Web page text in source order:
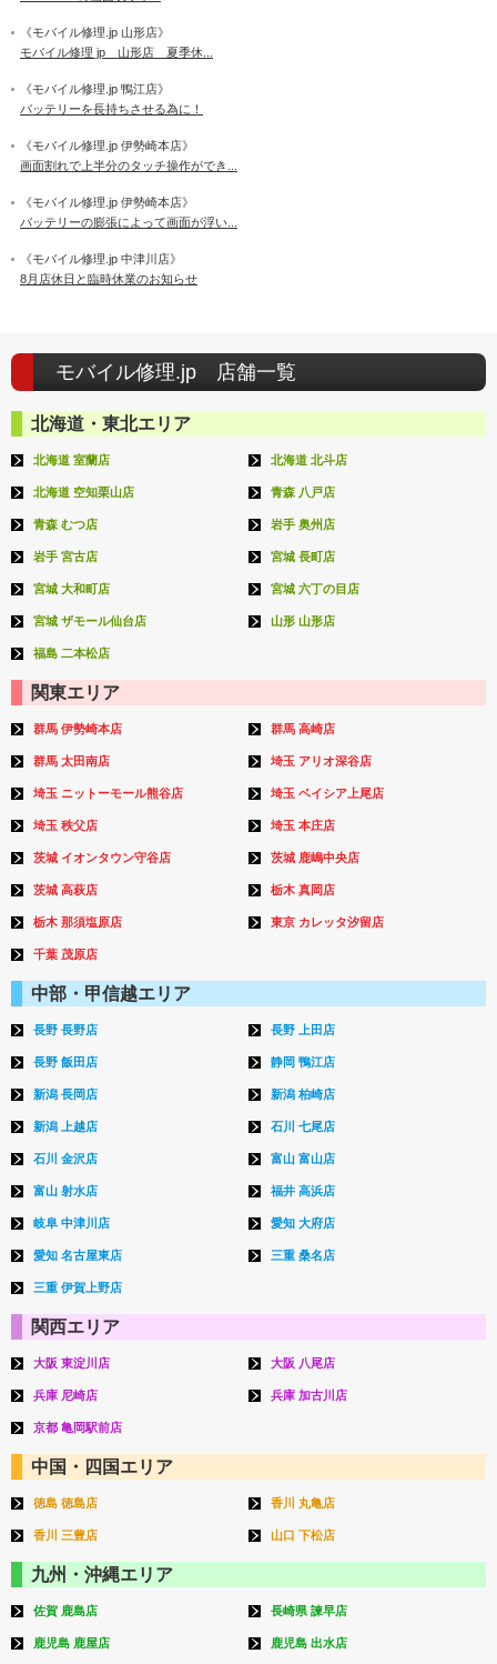
《モバイル修理.jp 山形店》
モバイル修理 jp 山形店 夏季休...
《モバイル修理.jp 鴨江店》
バッテリーを長持ちさせる為に！
《モバイル修理.jp 伊勢崎本店》
画面割れで上半分のタッチ操作ができ...
《モバイル修理.jp 伊勢崎本店》
バッテリーの膨張によって画面が浮い...
《モバイル修理.jp 中津川店》
8月店休日と臨時休業のお知らせ
モバイル修理.jp 店舗一覧
北海道・東北エリア
北海道 室蘭店 北海道 北斗店
北海道 空知栗山店 青森 八戸店
青森 むつ店 岩手 奥州店
岩手 宮古店 宮城 長町店
宮城 大和町店 宮城 六丁の目店
宮城 ザモール仙台店 山形 山形店
福島 二本松店
関東エリア
群馬 伊勢崎本店 群馬 高崎店
群馬 太田南店 埼玉 アリオ深谷店
埼玉 ニットーモール熊谷店 埼玉 ベイシア上尾店
埼玉 秩父店 埼玉 本庄店
茨城 イオンタウン守谷店 茨城 鹿嶋中央店
茨城 高萩店 栃木 真岡店
栃木 那須塩原店 東京 カレッタ汐留店
千葉 茂原店
中部・甲信越エリア
長野 長野店 長野 上田店
長野 飯田店 静岡 鴨江店
新潟 長岡店 新潟 柏崎店
新潟 上越店 石川 七尾店
石川 金沢店 富山 富山店
富山 射水店 福井 高浜店
岐阜 中津川店 愛知 大府店
愛知 名古屋東店 三重 桑名店
三重 伊賀上野店
関西エリア
大阪 東淀川店 大阪 八尾店
兵庫 尼崎店 兵庫 加古川店
京都 亀岡駅前店
中国・四国エリア
徳島 徳島店 香川 丸亀店
香川 三豊店 山口 下松店
九州・沖縄エリア
佐賀 鹿島店 長崎県 諫早店
鹿児島 鹿屋店 鹿児島 出水店